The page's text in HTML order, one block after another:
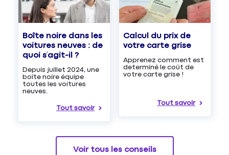
Boîte noire dans les
voitures neuves : de
quoi s’agit-il ?
Depuis juillet 2024, une
boîte noire équipe
toutes les voitures
neuves.
Tout savoir
Calcul du prix de
votre carte grise
Apprenez comment est
determiné le coût de
votre carte grise !
Tout savoir
Voir tous les conseils